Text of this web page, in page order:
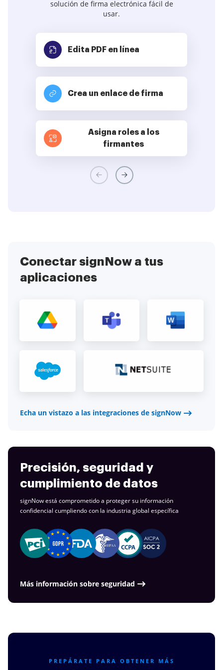
solución de firma electrónica fácil de
usar.
Edita PDF en línea
Crea un enlace de firma
Asigna roles a los
firmantes
Conectar signNow a tus
aplicaciones
Echa un vistazo a las integraciones de signNow
Precisión, seguridad y
cumplimiento de datos
signNow está comprometido a proteger su información
confidencial cumpliendo con la industria global específica
Más información sobre seguridad
PREPÁRATE PARA OBTENER MÁS